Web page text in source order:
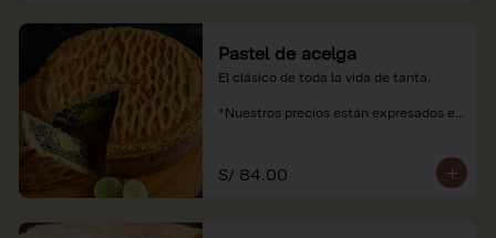
Pastel de acelga
El clásico de toda la vida de tanta.
*Nuestros precios están expresados en
S/ 84.00